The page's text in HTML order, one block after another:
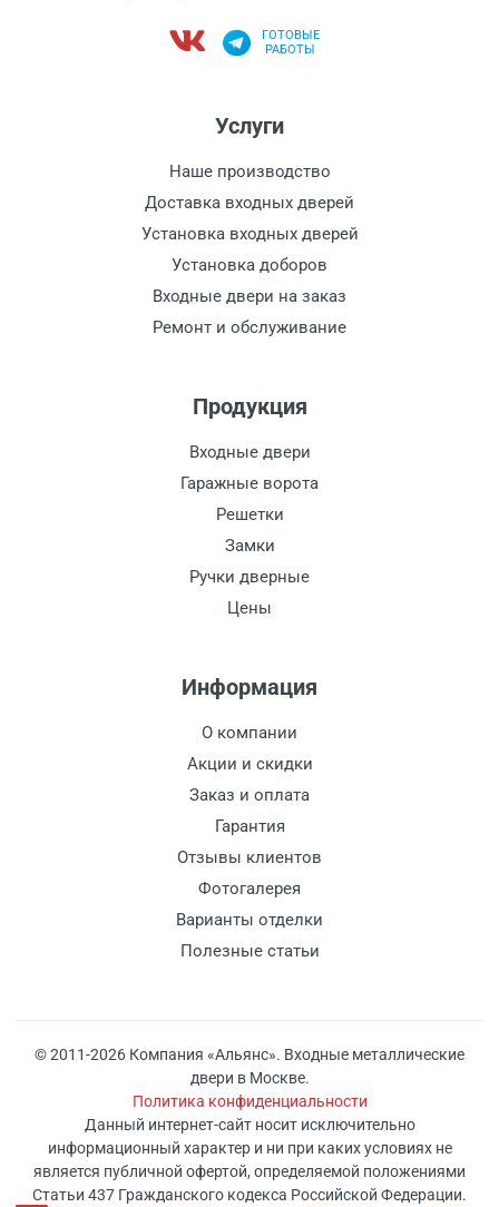
ГОТОВЫЕ
РАБОТЫ
Услуги
Наше производство
Доставка входных дверей
Установка входных дверей
Установка доборов
Входные двери на заказ
Ремонт и обслуживание
Продукция
Входные двери
Гаражные ворота
Решетки
Замки
Ручки дверные
Цены
Информация
О компании
Акции и скидки
Заказ и оплата
Гарантия
Отзывы клиентов
Фотогалерея
Варианты отделки
Полезные статьи
© 2011-2026 Компания «Альянс». Входные металлические
двери в Москве.
Политика конфиденциальности
Данный интернет-сайт носит исключительно
информационный характер и ни при каких условиях не
является публичной офертой, определяемой положениями
Статьи 437 Гражданского кодекса Российской Федерации.